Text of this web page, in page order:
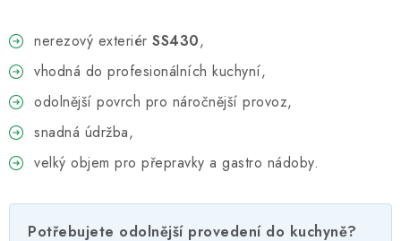
nerezový exteriér SS430,
vhodná do profesionálních kuchyní,
odolnější povrch pro náročnější provoz,
snadná údržba,
velký objem pro přepravky a gastro nádoby.
Potřebujete odolnější provedení do kuchyně?